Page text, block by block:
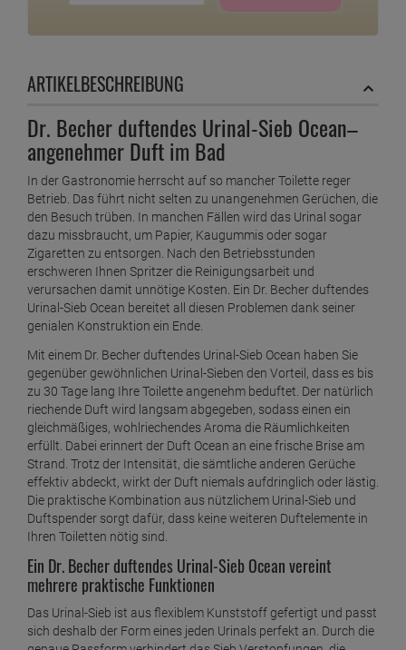
ARTIKELBESCHREIBUNG
Dr. Becher duftendes Urinal-Sieb Ocean–
angenehmer Duft im Bad
In der Gastronomie herrscht auf so mancher Toilette reger
Betrieb. Das führt nicht selten zu unangenehmen Gerüchen, die
den Besuch trüben. In manchen Fällen wird das Urinal sogar
dazu missbraucht, um Papier, Kaugummis oder sogar
Zigaretten zu entsorgen. Nach den Betriebsstunden
erschweren Ihnen Spritzer die Reinigungsarbeit und
verursachen damit unnötige Kosten. Ein Dr. Becher duftendes
Urinal-Sieb Ocean bereitet all diesen Problemen dank seiner
genialen Konstruktion ein Ende.
Mit einem Dr. Becher duftendes Urinal-Sieb Ocean haben Sie
gegenüber gewöhnlichen Urinal-Sieben den Vorteil, dass es bis
zu 30 Tage lang Ihre Toilette angenehm beduftet. Der natürlich
riechende Duft wird langsam abgegeben, sodass einen ein
gleichmäßiges, wohlriechendes Aroma die Räumlichkeiten
erfüllt. Dabei erinnert der Duft Ocean an eine frische Brise am
Strand. Trotz der Intensität, die sämtliche anderen Gerüche
effektiv abdeckt, wirkt der Duft niemals aufdringlich oder lästig.
Die praktische Kombination aus nützlichem Urinal-Sieb und
Duftspender sorgt dafür, dass keine weiteren Duftelemente in
Ihren Toiletten nötig sind.
Ein Dr. Becher duftendes Urinal-Sieb Ocean vereint
mehrere praktische Funktionen
Das Urinal-Sieb ist aus flexiblem Kunststoff gefertigt und passt
sich deshalb der Form eines jeden Urinals perfekt an. Durch die